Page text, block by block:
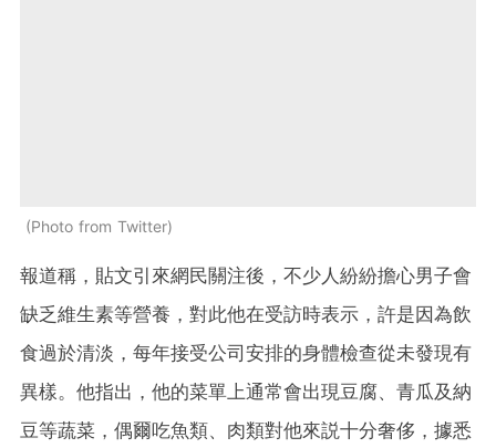
Photo from Twitter
報道稱，貼文引來網民關注後，不少人紛紛擔心男子會
缺乏維生素等營養，對此他在受訪時表示，許是因為飲
食過於清淡，每年接受公司安排的身體檢查從未發現有
異樣。他指出，他的菜單上通常會出現豆腐、青瓜及納
豆等蔬菜，偶爾吃魚類、肉類對他來説十分奢侈，據悉